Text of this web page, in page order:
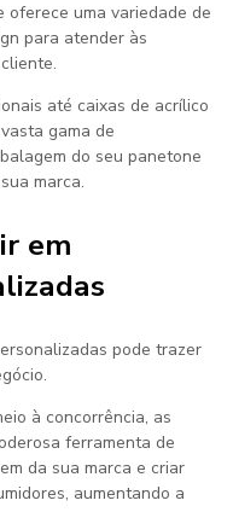
oferece uma variedade de
para atender às
até caixas de acrílico
gama de
do seu panetone
marca.
em
pode trazer
à concorrência, as
ferramenta de
da sua marca e criar
aumentando a